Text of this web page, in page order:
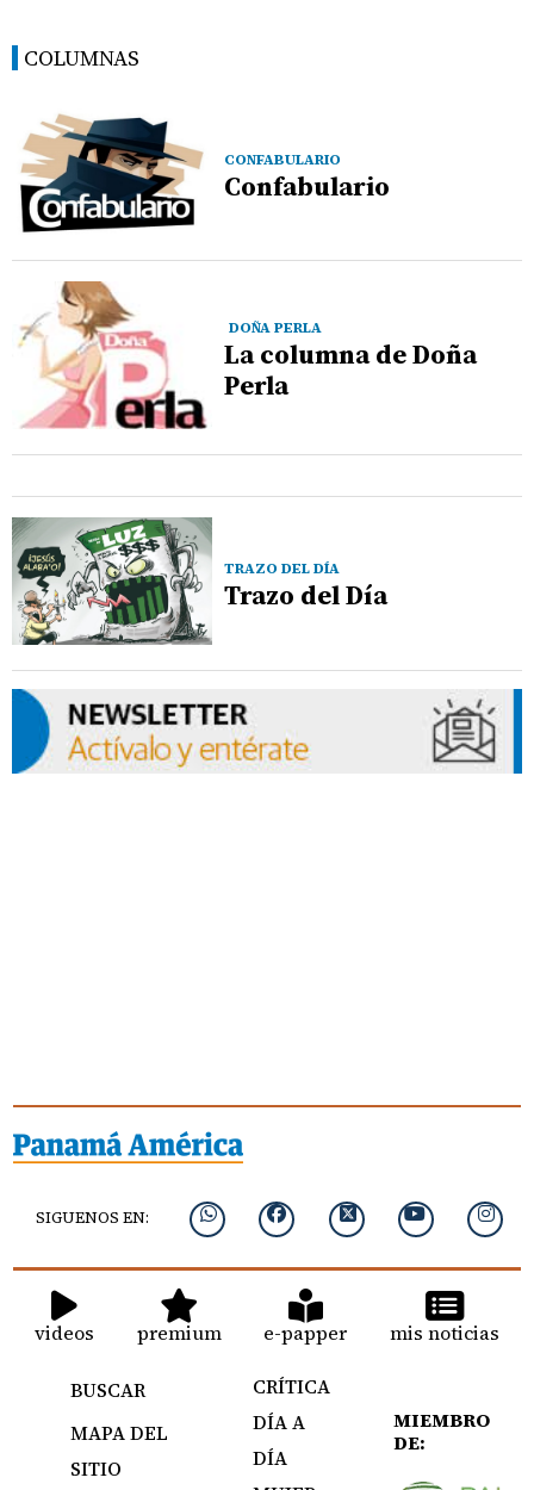
COLUMNAS
CONFABULARIO
Confabulario
DOÑA PERLA
La columna de Doña
Perla
TRAZO DEL DÍA
Trazo del Día
SIGUENOS EN:
videos premium e-papper mis noticias
BUSCAR
MAPA DEL
SITIO
CRÍTICA
DÍA A
DÍA
MIEMBRO
DE: